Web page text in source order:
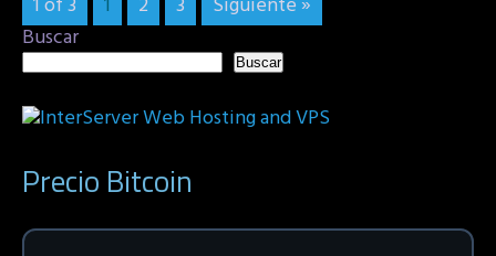
Buscar
Buscar
Precio Bitcoin